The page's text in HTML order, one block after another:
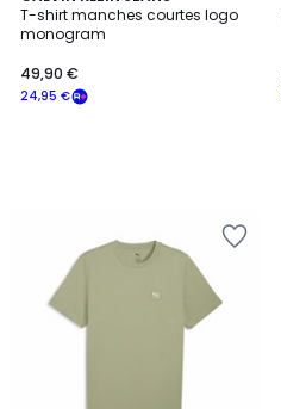
T-shirt manches courtes logo
monogram
24,95 €
49,90 €